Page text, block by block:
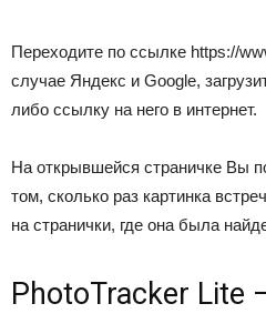
Переходите по ссылке https://
случае Яндекс и Google,
либо ссылку на него в интернет.
На открывшейся страничке Вы
том, сколько раз картинка
на странички, где она была
PhotoTracker Lite